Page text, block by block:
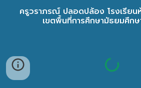
ครูวราภรณ์ ปลอดปล้อง โรงเรีย
เขตพื้นที่การศึกษามัธยมศึก